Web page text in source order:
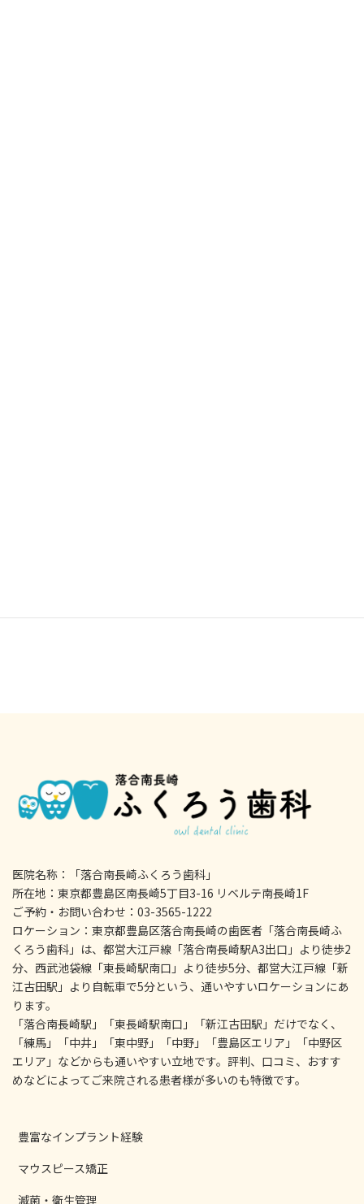
医院名称：「落合南長崎ふくろう歯科」
所在地：東京都豊島区南長崎5丁目3-16 リベルテ南長崎1F
ご予約・お問い合わせ：03-3565-1222
ロケーション：東京都豊島区落合南長崎の歯医者「落合南長崎ふ
くろう歯科」は、都営大江戸線「落合南長崎駅A3出口」より徒歩2
分、西武池袋線「東長崎駅南口」より徒歩5分、都営大江戸線「新
江古田駅」より自転車で5分という、通いやすいロケーションにあ
ります。
「落合南長崎駅」「東長崎駅南口」「新江古田駅」だけでなく、
「練馬」「中井」「東中野」「中野」「豊島区エリア」「中野区
エリア」などからも通いやすい立地です。評判、口コミ、おすす
めなどによってご来院される患者様が多いのも特徴です。
豊富なインプラント経験
マウスピース矯正
滅菌・衛生管理